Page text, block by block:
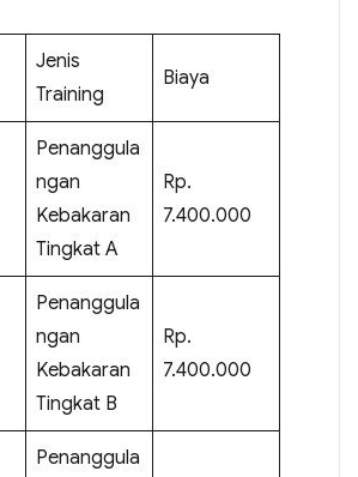
Jenis
Training
Biaya
Penanggula
ngan
Kebakaran
Tingkat A
Rp.
7.400.000
Penanggula
ngan
Kebakaran
Tingkat B
Rp.
7.400.000
Penanggula